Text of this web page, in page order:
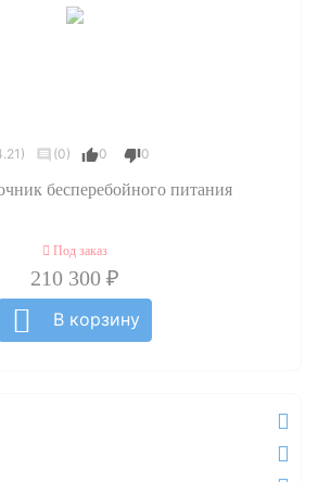
(0) 0 0
бесперебойного питания
Под заказ
210 300 ₽
В корзину